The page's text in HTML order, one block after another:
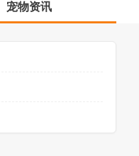
宠物资讯